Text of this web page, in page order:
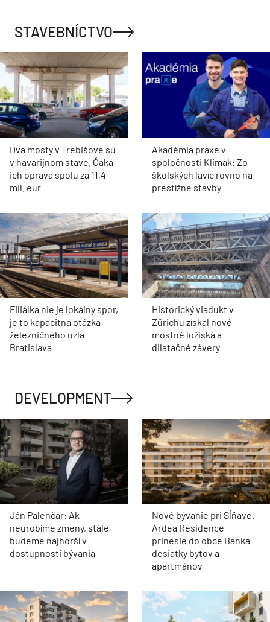
STAVEBNÍCTVO
Dva mosty v Trebišove sú
v havarijnom stave. Čaká
ich oprava spolu za 11,4
mil. eur
Akadémia praxe v
spoločnosti Klimak: Zo
školských lavíc rovno na
prestížne stavby
Filiálka nie je lokálny spor,
je to kapacitná otázka
železničného uzla
Bratislava
Historický viadukt v
Zürichu získal nové
mostné ložiská a
dilatačné závery
DEVELOPMENT
Ján Palenčár: Ak
neurobíme zmeny, stále
budeme najhorší v
dostupnosti bývania
Nové bývanie pri Sĺňave.
Ardea Residence
prinesie do obce Banka
desiatky bytov a
apartmánov